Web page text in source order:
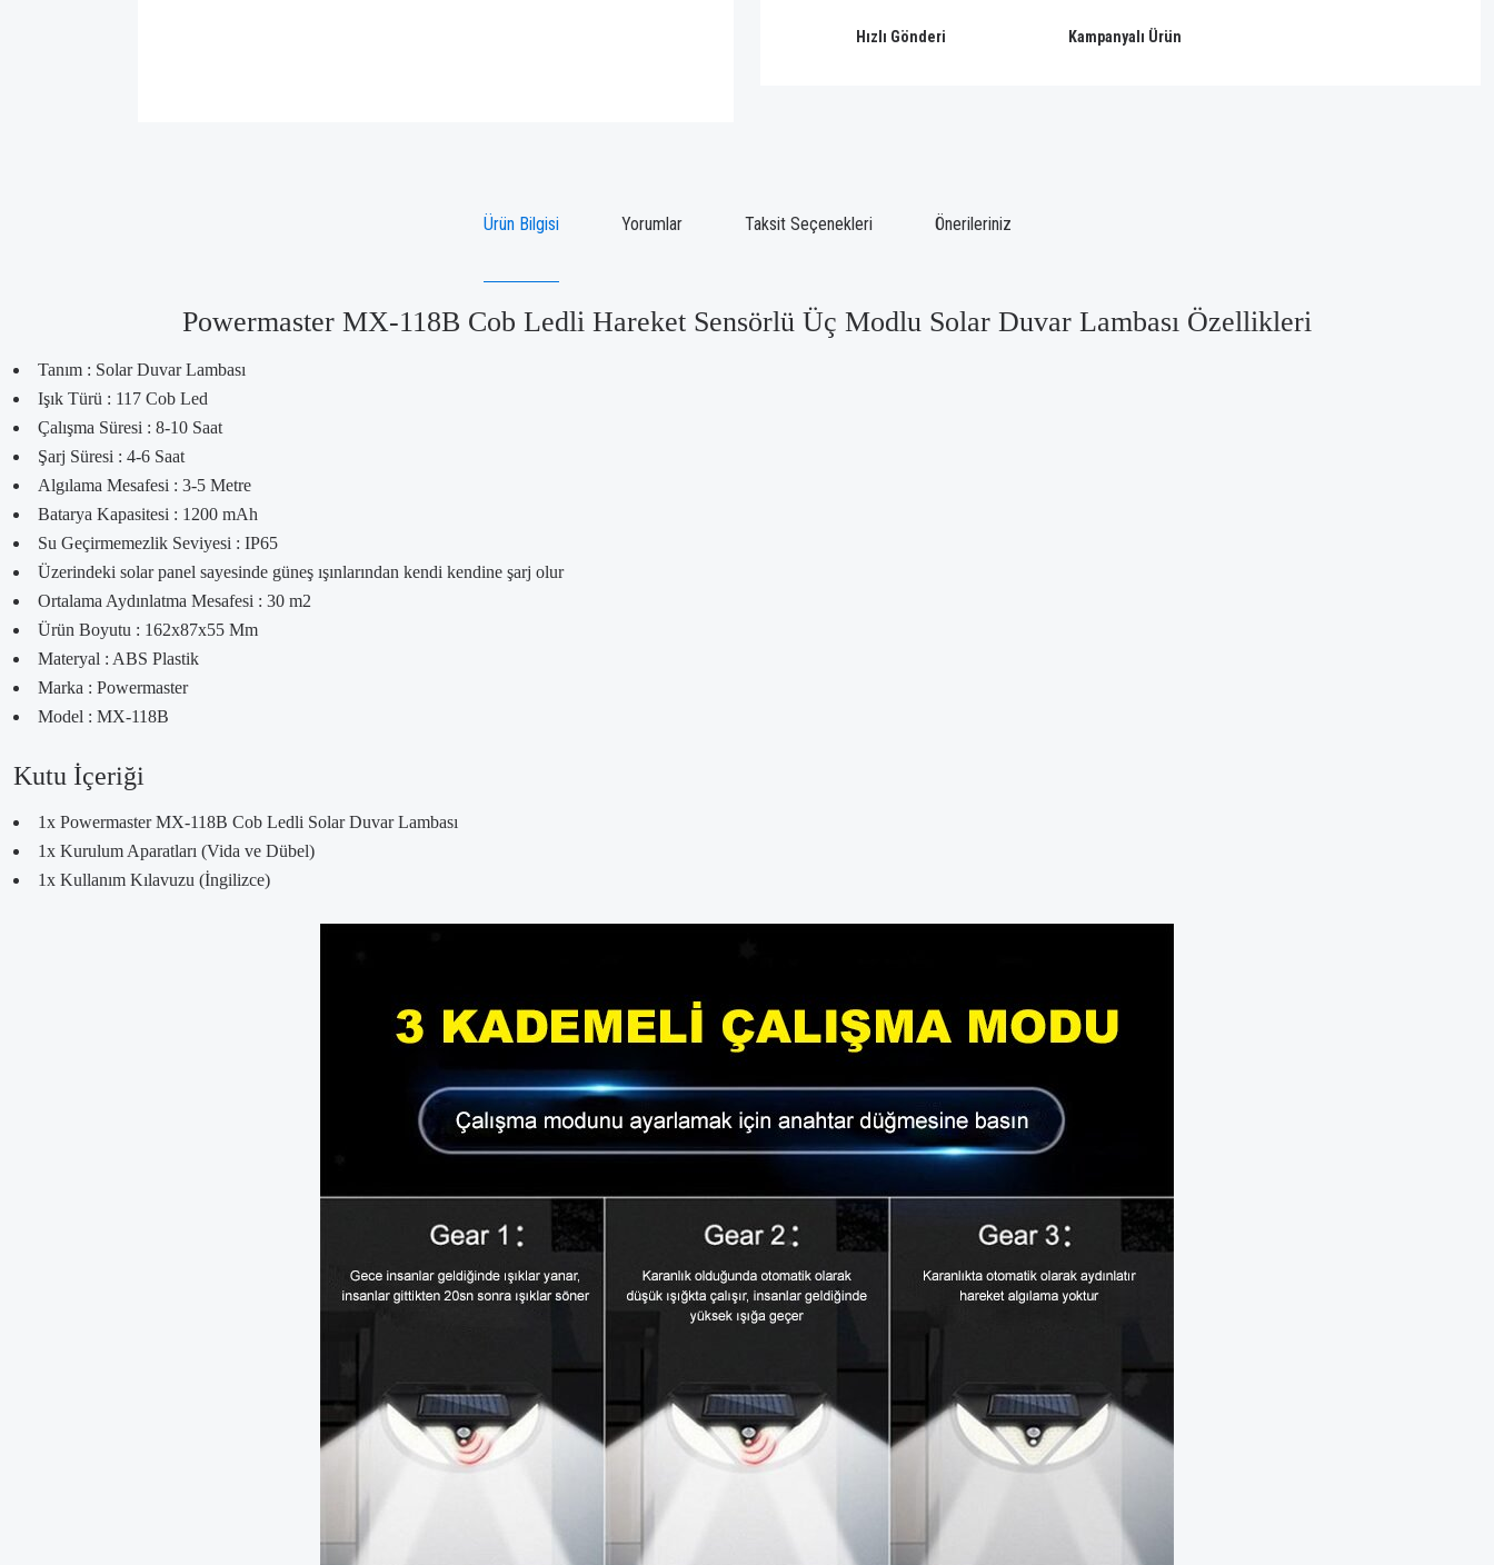
Hızlı Gönderi Kampanyalı Ürün
Ürün Bilgisi Yorumlar Taksit Seçenekleri Önerileriniz
Powermaster MX-118B Cob Ledli Hareket Sensörlü Üç Modlu Solar Duvar Lambası Özellikleri
Tanım : Solar Duvar Lambası
Işık Türü : 117 Cob Led
Çalışma Süresi : 8-10 Saat
Şarj Süresi : 4-6 Saat
Algılama Mesafesi : 3-5 Metre
Batarya Kapasitesi : 1200 mAh
Su Geçirmemezlik Seviyesi : IP65
Üzerindeki solar panel sayesinde güneş ışınlarından kendi kendine şarj olur
Ortalama Aydınlatma Mesafesi : 30 m2
Ürün Boyutu : 162x87x55 Mm
Materyal : ABS Plastik
Marka : Powermaster
Model : MX-118B
Kutu İçeriği
1x Powermaster MX-118B Cob Ledli Solar Duvar Lambası
1x Kurulum Aparatları (Vida ve Dübel)
1x Kullanım Kılavuzu (İngilizce)